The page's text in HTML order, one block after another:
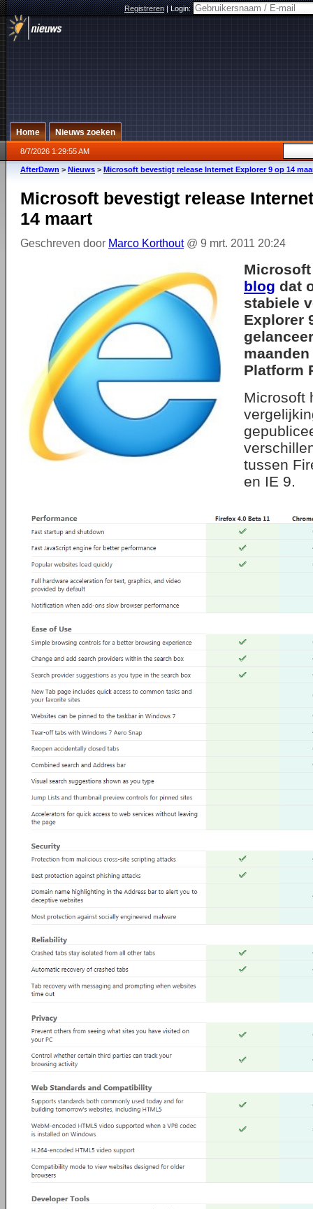
Registreren|Login:
Home Nieuws zoeken
8/7/2026 1:29:55 AM
AfterDawn > Nieuws > Microsoft bevestigt release Internet Explorer 9 op 14
Microsoft bevestigt release
14 maart
Geschreven door Marco Korthout@ 9 mrt. 2011 20:24
blog dat
stabiele
Explorer
Platform
Microsoft
tussen
en IE 9.